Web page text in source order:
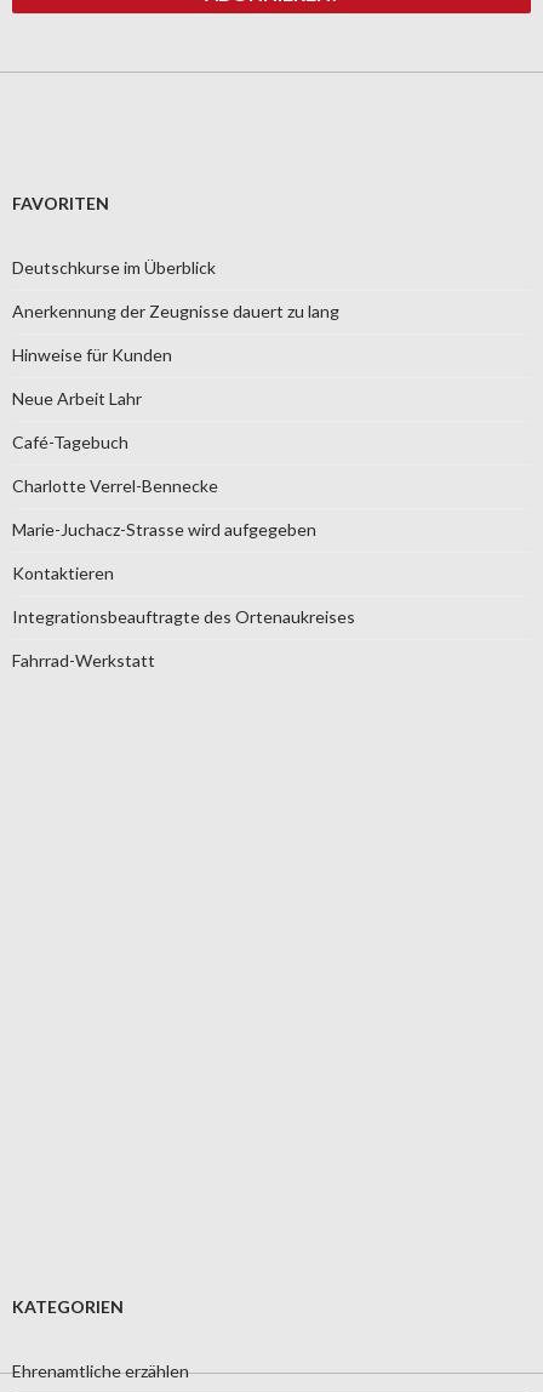
FAVORITEN
Deutschkurse im Überblick
Anerkennung der Zeugnisse dauert zu lang
Hinweise für Kunden
Neue Arbeit Lahr
Café-Tagebuch
Charlotte Verrel-Bennecke
Marie-Juchacz-Strasse wird aufgegeben
Kontaktieren
Integrationsbeauftragte des Ortenaukreises
Fahrrad-Werkstatt
KATEGORIEN
Ehrenamtliche erzählen